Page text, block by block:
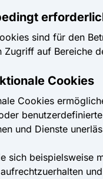
sind für den
Zugriff auf Bereiche
Cookies
Cookies
und Dienste
sich beispielsweise